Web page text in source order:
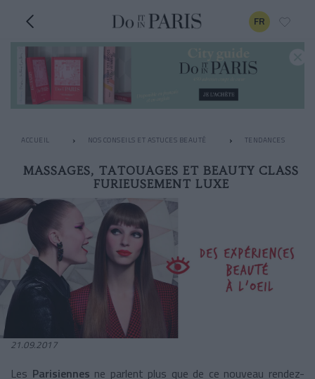
FR
ACCUEIL NOS CONSEILS ET ASTUCES BEAUTÉ TENDANCES
MASSAGES, TATOUAGES ET BEAUTY CLASS
FURIEUSEMENT LUXE
21.09.2017
Les Parisiennes ne parlent plus que de ce nouveau rendez-